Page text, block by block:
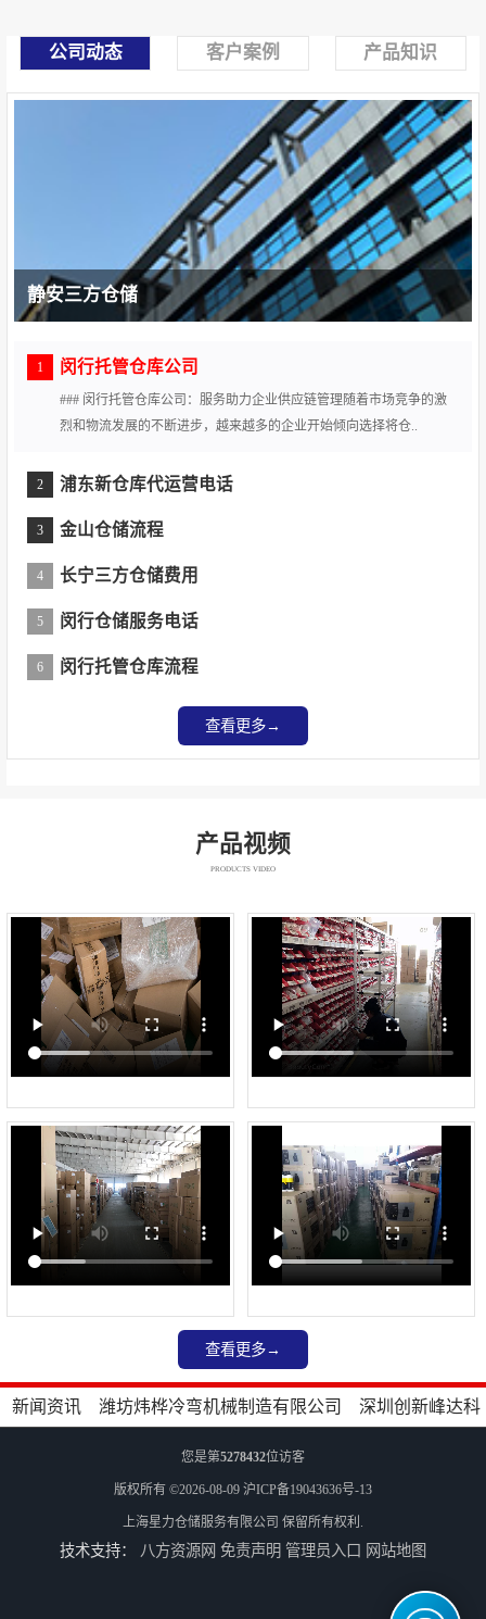
公司动态 客户案例 产品知识
静安三方仓储
1 闵行托管仓库公司
### 闵行托管仓库公司：服务助力企业供应链管理随着市场竞争的激
烈和物流发展的不断进步，越来越多的企业开始倾向选择将仓..
2 浦东新仓库代运营电话
3 金山仓储流程
4 长宁三方仓储费用
5 闵行仓储服务电话
6 闵行托管仓库流程
查看更多→
产品视频
PRODUCTS VIDEO
查看更多→
新闻资讯 潍坊炜桦冷弯机械制造有限公司 深圳创新峰达科
富顺达吊装搬运有限公司
上海青禾贸易有限公司 佛山市皇加力机械设备有限公
司
您是第5278432位访客
版权所有 ©2026-08-09 沪ICP备19043636号-13
上海星力仓储服务有限公司 保留所有权利.
技术支持： 八方资源网 免责声明 管理员入口 网站地图